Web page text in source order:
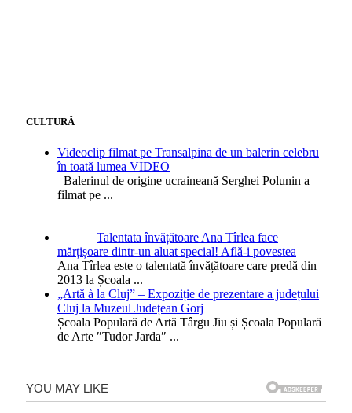
CULTURĂ
Videoclip filmat pe Transalpina de un balerin celebru
în toată lumea VIDEO
Balerinul de origine ucraineană Serghei Polunin a
filmat pe ...
Talentata învățătoare Ana Tîrlea face
mărțișoare dintr-un aluat special! Află-i povestea
Ana Tîrlea este o talentată învățătoare care predă din
2013 la Școala ...
„Artă à la Cluj” – Expoziție de prezentare a județului
Cluj la Muzeul Județean Gorj
Școala Populară de Artă Târgu Jiu și Școala Populară
de Arte ″Tudor Jarda″ ...